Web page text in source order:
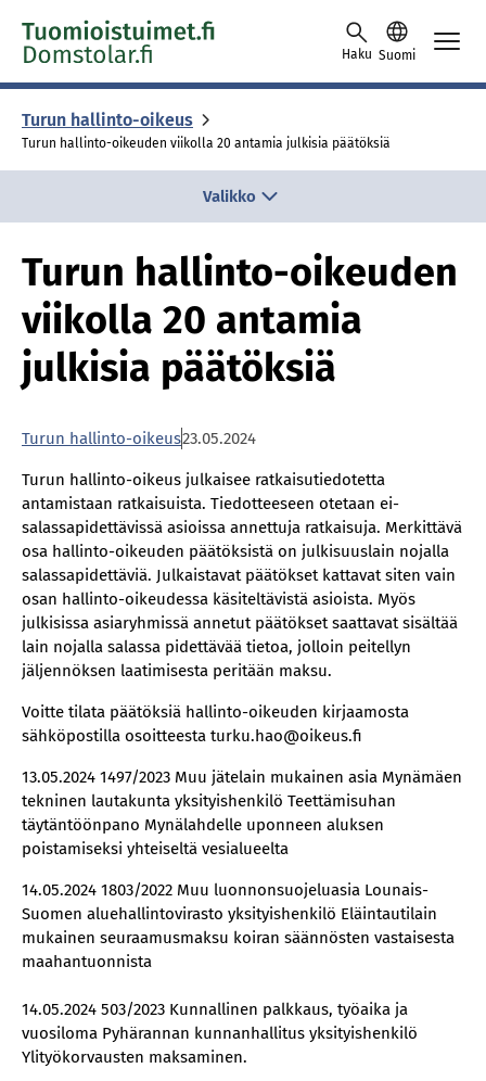
Skip to content -saavutettavuusohje
Haku Suomi
Turun hallinto-oikeus
Turun hallinto-oikeuden viikolla 20 antamia julkisia päätöksiä
Valikko
Turun hallinto-oikeuden
viikolla 20 antamia
julkisia päätöksiä
Turun hallinto-oikeus23.05.2024
Turun hallinto-oikeus julkaisee ratkaisutiedotetta
antamistaan ratkaisuista. Tiedotteeseen otetaan ei-
salassapidettävissä asioissa annettuja ratkaisuja. Merkittävä
osa hallinto-oikeuden päätöksistä on julkisuuslain nojalla
salassapidettäviä. Julkaistavat päätökset kattavat siten vain
osan hallinto-oikeudessa käsiteltävistä asioista. Myös
julkisissa asiaryhmissä annetut päätökset saattavat sisältää
lain nojalla salassa pidettävää tietoa, jolloin peitellyn
jäljennöksen laatimisesta peritään maksu.
Voitte tilata päätöksiä hallinto-oikeuden kirjaamosta
sähköpostilla osoitteesta turku.hao@oikeus.fi
13.05.2024 1497/2023 Muu jätelain mukainen asia Mynämäen
tekninen lautakunta yksityishenkilö Teettämisuhan
täytäntöönpano Mynälahdelle uponneen aluksen
poistamiseksi yhteiseltä vesialueelta
14.05.2024 1803/2022 Muu luonnonsuojeluasia Lounais-
Suomen aluehallintovirasto yksityishenkilö Eläintautilain
mukainen seuraamusmaksu koiran säännösten vastaisesta
maahantuonnista
14.05.2024 503/2023 Kunnallinen palkkaus, työaika ja
vuosiloma Pyhärannan kunnanhallitus yksityishenkilö
Ylityökorvausten maksaminen.